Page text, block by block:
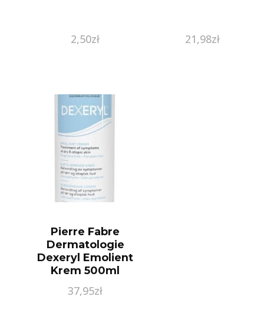
2,50zł 21,98zł
Pierre Fabre
Dermatologie
Dexeryl Emolient
Krem 500ml
37,95zł